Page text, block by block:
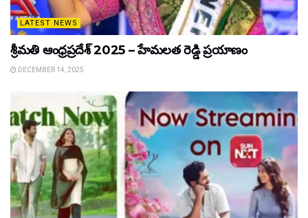
LATEST NEWS
శ్రీమతి ఆంధ్రప్రదేశ్ 2025 – హేమలత రెడ్డి ప్రయాణం
DECEMBER 14, 2025